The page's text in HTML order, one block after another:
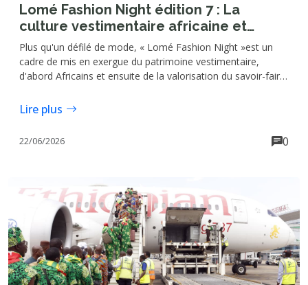
Lomé Fashion Night édition 7 : La
culture vestimentaire africaine et
togolaise valorisées
Plus qu'un défilé de mode, « Lomé Fashion Night »est un
cadre de mis en exergue du patrimoine vestimentaire,
d'abord Africains et ensuite de la valorisation du savoir-faire
événementielle et de communication "Simera Corporation",
cet espace est en outre celle de la promotion, la
Lire plus
22/06/2026 0